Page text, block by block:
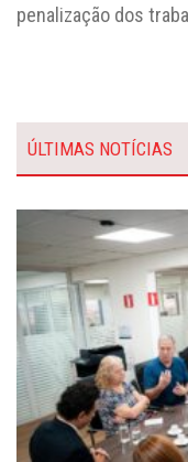
penalização dos
ÚLTIMAS NOTÍCIAS